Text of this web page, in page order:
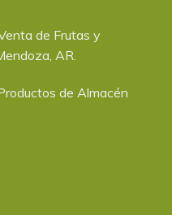
de Frutas y
AR.
de Almacén